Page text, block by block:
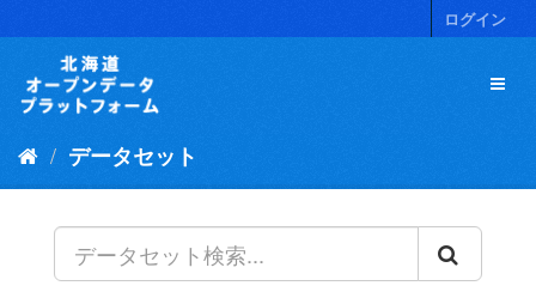
キ
ログイン
データセット